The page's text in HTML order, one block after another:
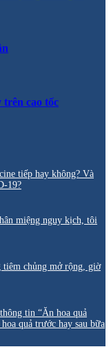
cao tốc
tiếp hay không? Và
19?
miệng nguy kịch, tôi
tiêm chủng mở rộng, giờ
tin “Ăn hoa quả
quả trước hay sau bữa